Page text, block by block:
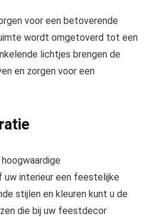
voor een betoverende
wordt omgetoverd tot een
lichtjes brengen de
en zorgen voor een
interieur een feestelijke
stijlen en kleuren kunt u de
die bij uw feestdecor